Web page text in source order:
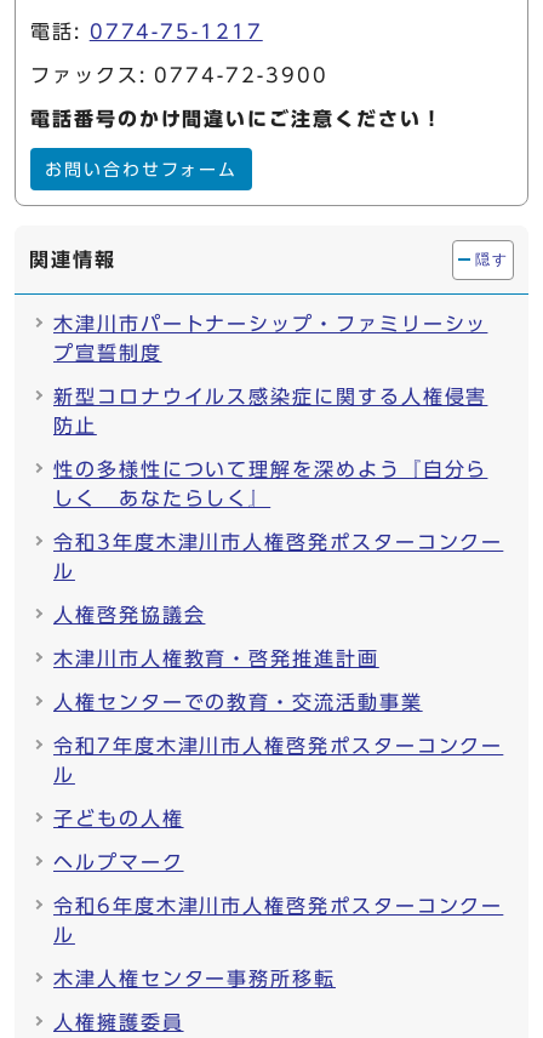
電話: 0774-75-1217
ファックス: 0774-72-3900
電話番号のかけ間違いにご注意ください！
お問い合わせフォーム
関連情報 隠す
木津川市パートナーシップ・ファミリーシッ
プ宣誓制度
新型コロナウイルス感染症に関する人権侵害
防止
性の多様性について理解を深めよう『自分ら
しく あなたらしく』
令和3年度木津川市人権啓発ポスターコンクー
ル
人権啓発協議会
木津川市人権教育・啓発推進計画
人権センターでの教育・交流活動事業
令和7年度木津川市人権啓発ポスターコンクー
ル
子どもの人権
ヘルプマーク
令和6年度木津川市人権啓発ポスターコンクー
ル
木津人権センター事務所移転
人権擁護委員